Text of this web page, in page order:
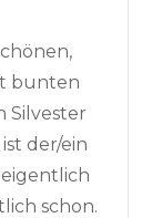
bunten
Silvester
der/ein
eigentlich
schon.